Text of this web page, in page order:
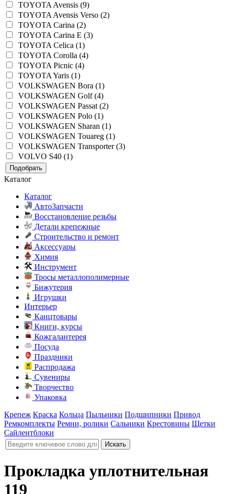
TOYOTA Avensis (9)
TOYOTA Avensis Verso (2)
TOYOTA Carina (2)
TOYOTA Carina E (3)
TOYOTA Celica (1)
TOYOTA Corolla (4)
TOYOTA Picnic (4)
TOYOTA Yaris (1)
VOLKSWAGEN Bora (1)
VOLKSWAGEN Golf (4)
VOLKSWAGEN Passat (2)
VOLKSWAGEN Polo (1)
VOLKSWAGEN Sharan (1)
VOLKSWAGEN Touareg (1)
VOLKSWAGEN Transporter (3)
VOLVO S40 (1)
Подобрать
Каталог
Каталог
АвтоЗапчасти
Восстановление резьбы
Детали крепежные
Строительство и ремонт
Аксессуары
Химия
Инструмент
Тросы металлополимерные
Бижутерия
Игрушки
Интерьер
Канцтовары
Книги, курсы
Кожгалантерея
Посуда
Праздники
Распродажа
Сувениры
Творчество
Упаковка
Крепеж Краска Кольца Пыльники Подшипники Привод
Ремкомплекты Ремни, ролики Сальники Крестовины Щетки
Сайлентблоки
Прокладка уплотнительная
119